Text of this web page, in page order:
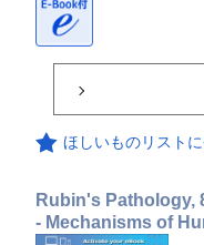
ほしいものリスト
Rubin's Pathology,
- Mechanisms of